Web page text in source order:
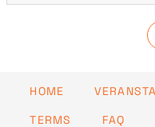
HOME
TERMS
FAQ